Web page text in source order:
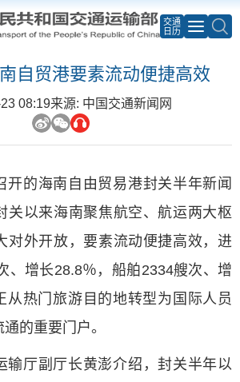
交通
日历
自贸港要素流动便捷高效
08:19来源: 中国交通新闻网
开的海南自由贸易港封关半年新闻
关以来海南聚焦航空、航运两大枢
对外开放，要素流动便捷高效，进
、增长28.8％，船舶2334艘次、增
从热门旅游目的地转型为国际人员
的重要门户。
输厅副厅长黄澎介绍，封关半年以